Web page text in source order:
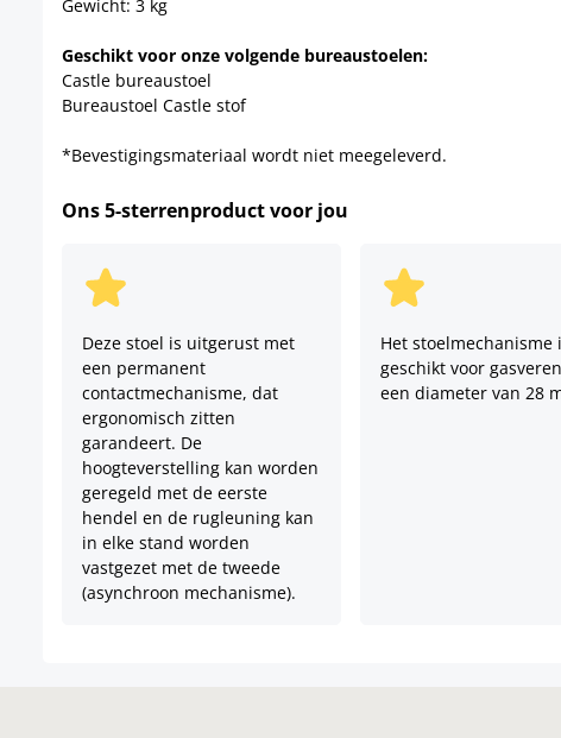
Gewicht: 3 kg
Geschikt voor onze volgende bureaustoelen:
Castle bureaustoel
Bureaustoel Castle stof
*Bevestigingsmateriaal wordt niet meegeleverd.
Ons 5-sterrenproduct voor jou
Deze stoel is uitgerust met
een permanent
contactmechanisme, dat
ergonomisch zitten
garandeert. De
hoogteverstelling kan worden
geregeld met de eerste
hendel en de rugleuning kan
in elke stand worden
vastgezet met de tweede
(asynchroon mechanisme).
Het stoelmechanisme
geschikt voor
een diameter van 28